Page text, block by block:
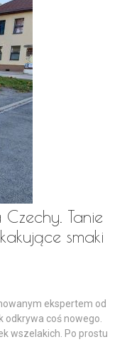
Tanie
smaki
ekspertem od
odkrywa coś nowego.
wszelakich. Po prostu